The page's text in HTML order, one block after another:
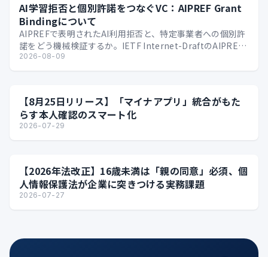
AI学習拒否と個別許諾をつなぐVC：AIPREF Grant
Bindingについて
AIPREFで表明されたAI利用拒否と、特定事業者への個別許
諾をどう機械検証するか。IETF Internet-DraftのAIPREF
Grant Bindi…
2026-08-09
【8月25日リリース】「マイナアプリ」統合がもた
らす本人確認のスマート化
2026-07-29
【2026年法改正】16歳未満は「親の同意」必須、個
人情報保護法が企業に突きつける実務課題
2026-07-27